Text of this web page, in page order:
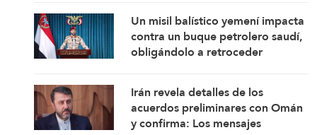
Un misil balístico yemení impacta
contra un buque petrolero saudí,
obligándolo a retroceder
Irán revela detalles de los
acuerdos preliminares con Omán
y confirma: Los mensajes